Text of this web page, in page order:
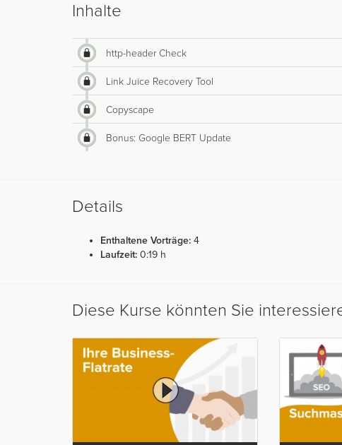
Inhalte
http-header Check
Link Juice Recovery Tool
Copyscape
Bonus: Google BERT Update
Details
Enthaltene Vorträge: 4
Laufzeit: 0:19 h
Diese Kurse könnten Sie